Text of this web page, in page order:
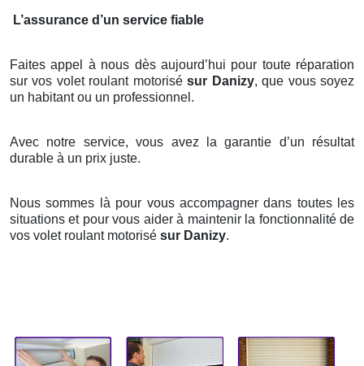
L’assurance d’un service fiable
Faites appel à nous dès aujourd’hui pour toute réparation
sur vos volet roulant motorisésur Danizy, que vous soyez
un habitant ou un professionnel.
Avec notre service, vous avez la garantie d’un résultat
durable à un prix juste.
Nous sommes là pour vous accompagner dans toutes les
situations et pour vous aider à maintenir la fonctionnalité de
vos volet roulant motorisé sur Danizy.